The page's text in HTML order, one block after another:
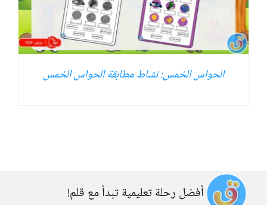
الحواس الخمس: نشاط مطابقة الحواس الخمس
أفضل رحلة تعليمية تبدأ مع قلم!